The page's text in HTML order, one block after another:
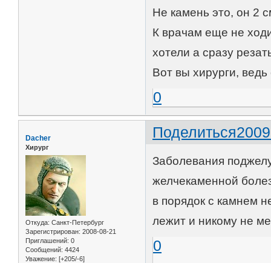
Не камень это, он 2
К врачам еще не
хотели а сразу
Вот вы хирурги,
0
Поделиться
Dacher
Хирург
Откуда: Санкт-Петербург
Зарегистрирован: 2008-08-21
Приглашений: 0
Сообщений: 4424
Уважение: [+205/-6]
Заболевания
желчекаменной
в порядок с камнем
лежит и никому не
0